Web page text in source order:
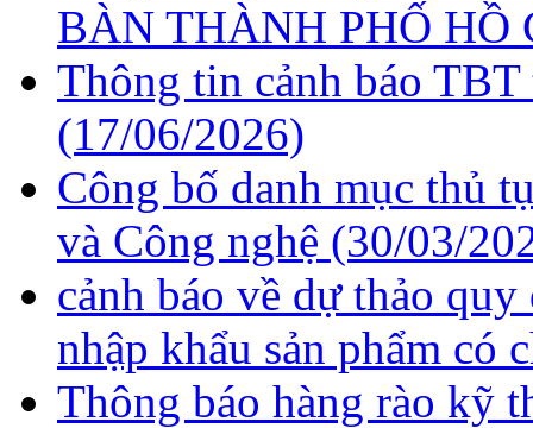
BÀN THÀNH PHỐ HỒ
Thông tin cảnh báo
(17/06/2026)
Công bố danh mục thủ
và Công nghệ (30/03/
cảnh báo về dự thảo
nhập khẩu sản phẩm có
Thông báo hàng rào kỹ